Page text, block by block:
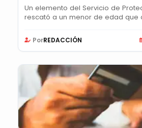
Un elemento del Servicio de
rescató a un menor de edad que
PorREDACCIÓN